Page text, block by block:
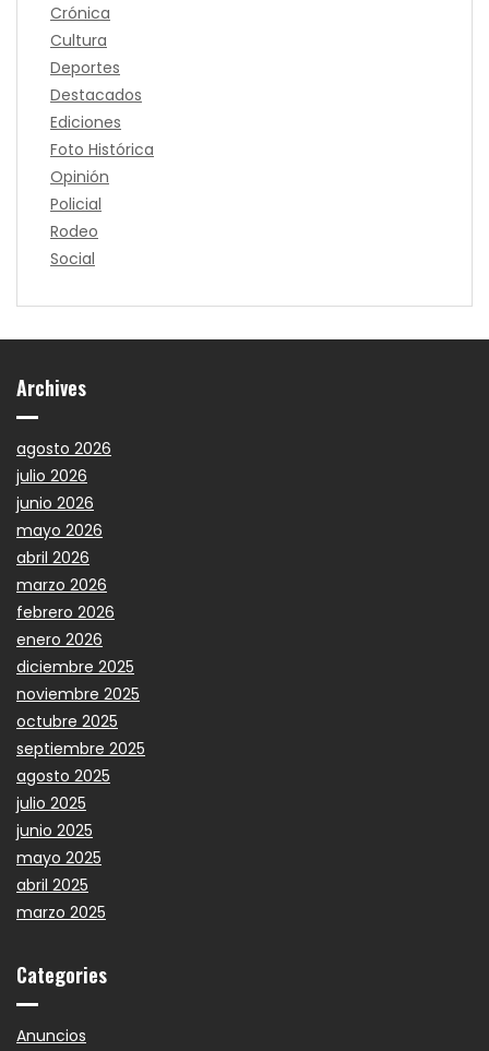
Crónica
Cultura
Deportes
Destacados
Ediciones
Foto Histórica
Opinión
Policial
Rodeo
Social
Archives
agosto 2026
julio 2026
junio 2026
mayo 2026
abril 2026
marzo 2026
febrero 2026
enero 2026
diciembre 2025
noviembre 2025
octubre 2025
septiembre 2025
agosto 2025
julio 2025
junio 2025
mayo 2025
abril 2025
marzo 2025
Categories
Anuncios